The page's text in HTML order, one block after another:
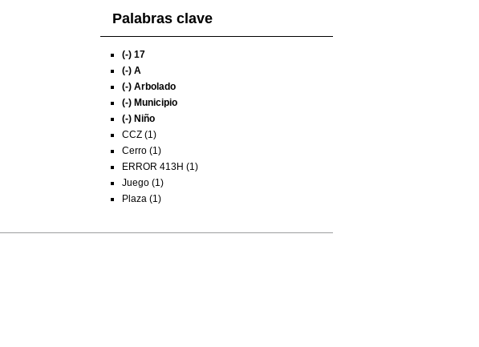
Palabras clave
(-) 17
(-) A
(-) Arbolado
(-) Municipio
(-) Niño
CCZ (1)
Cerro (1)
ERROR 413H (1)
Juego (1)
Plaza (1)